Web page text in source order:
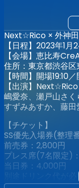
Next☆Rico × 外神
【日程】2023年1
【会場】恵比寿
住所：東京都渋谷区
【時間】開場19:10
【出演】
嶋愛奈、瀬戸山さく
すずみあすか、藤田
【チケット】
SS優先入場券(整理
前売券：2,800円
プレス席(7名限定)
当日券：4,000円
別途ドリンク代が